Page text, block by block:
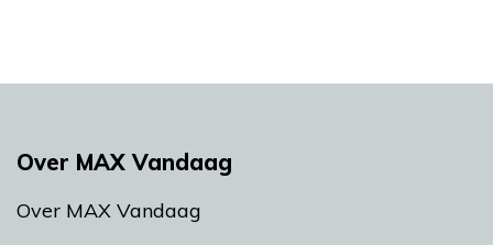
Over MAX Vandaag
Over MAX Vandaag